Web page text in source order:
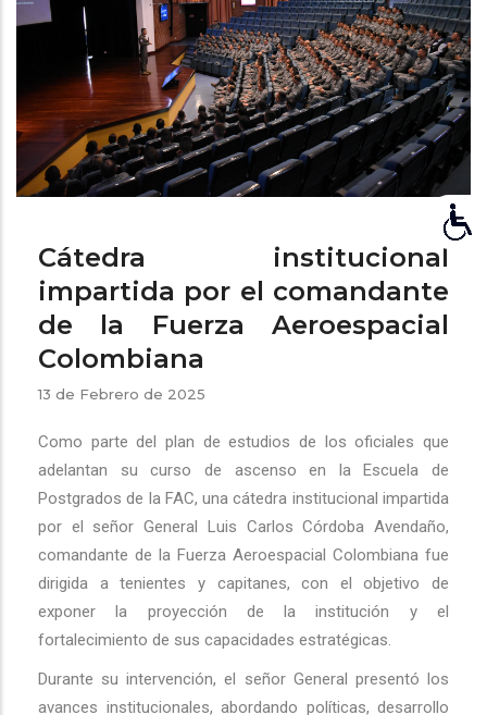
navegación
Cátedra institucional
impartida por el comandante
de la Fuerza Aeroespacial
Colombiana
13 de Febrero de 2025
Como parte del plan de estudios de los oficiales que
adelantan su curso de ascenso en la Escuela de
Postgrados de la FAC, una cátedra institucional impartida
por el señor General Luis Carlos Córdoba Avendaño,
comandante de la Fuerza Aeroespacial Colombiana fue
dirigida a tenientes y capitanes, con el objetivo de
exponer la proyección de la institución y el
fortalecimiento de sus capacidades estratégicas.
Durante su intervención, el señor General presentó los
avances institucionales, abordando políticas, desarrollo